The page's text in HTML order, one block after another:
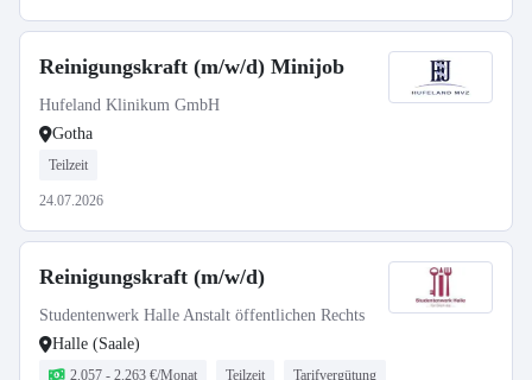
Reinigungskraft (m/w/d) Minijob
Hufeland Klinikum GmbH
Gotha
Teilzeit
24.07.2026
Reinigungskraft (m/w/d)
Studentenwerk Halle Anstalt öffentlichen Rechts
Halle (Saale)
2.057 - 2.263 €/Monat Teilzeit Tarifvergütung